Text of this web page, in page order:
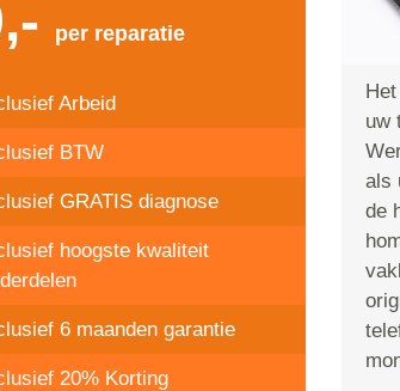
per reparatie
Arbeid
BTW
GRATIS diagnose
hoogste kwaliteit
6 maanden garantie
20% Korting
uw
als
de